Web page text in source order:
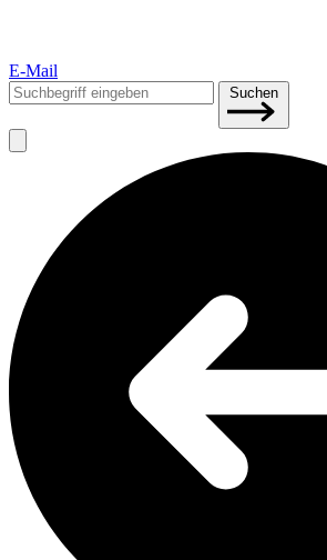
E-Mail
Suchen
nach:
Suchen